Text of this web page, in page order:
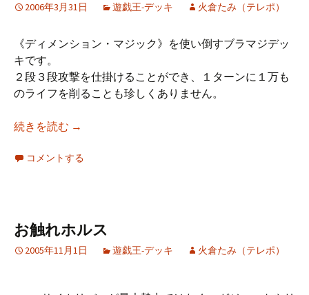
2006年3月31日 遊戯王-デッキ 火倉たみ（テレポ）
《ディメンション・マジック》を使い倒すブラマジデッ
キです。
２段３段攻撃を仕掛けることができ、１ターンに１万も
のライフを削ることも珍しくありません。
続きを読む イリュージョン
→
コメントする
お触れホルス
2005年11月1日 遊戯王-デッキ 火倉たみ（テレポ）